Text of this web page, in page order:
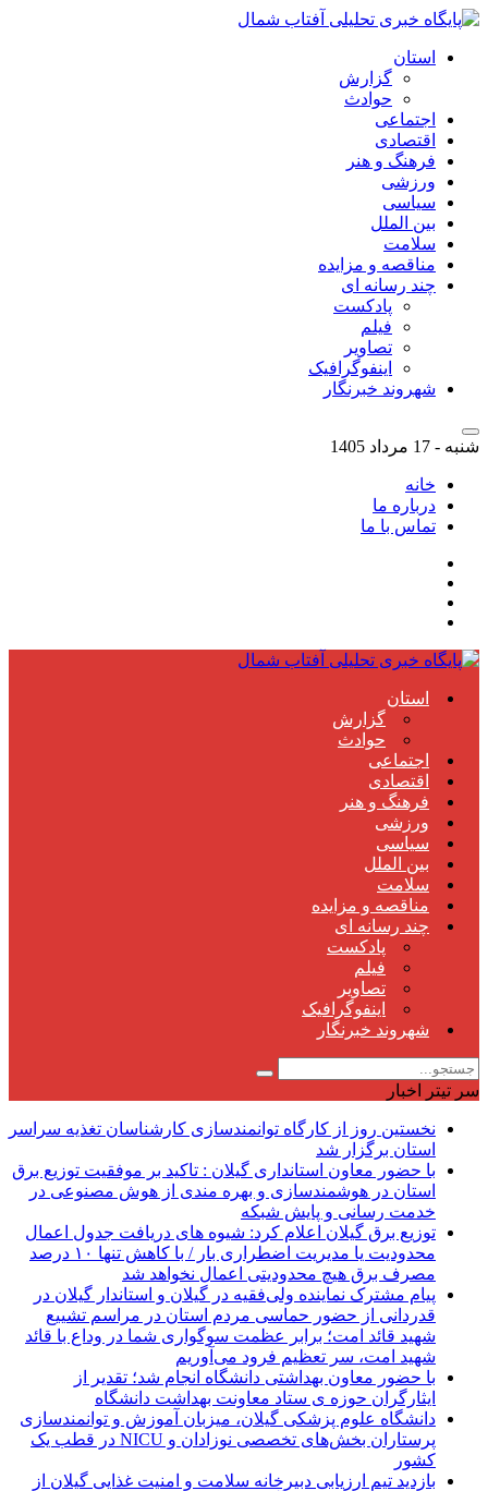
استان
گزارش
حوادث
اجتماعی
اقتصادی
فرهنگ و هنر
ورزشی
سیاسی
بین الملل
سلامت
مناقصه و مزایده
چند رسانه ای
پادکست
فیلم
تصاویر
اینفوگرافیک
شهروند خبرنگار
شنبه - 17 مرداد 1405
خانه
درباره ما
تماس با ما
استان
گزارش
حوادث
اجتماعی
اقتصادی
فرهنگ و هنر
ورزشی
سیاسی
بین الملل
سلامت
مناقصه و مزایده
چند رسانه ای
پادکست
فیلم
تصاویر
اینفوگرافیک
شهروند خبرنگار
سر تیتر اخبار
نخستین روز از کارگاه توانمندسازی کارشناسان تغذیه سراسر
استان برگزار شد
با حضور معاون استانداری گیلان : تاكید بر موفقیت توزیع برق
استان در هوشمندسازی و بهره مندی از هوش مصنوعی در
خدمت رسانی و پایش شبكه
توزیع برق گیلان اعلام کرد: شیوه های دریافت جدول اعمال
محدودیت یا مدیریت اضطراری بار / با كاهش تنها ۱۰ درصد
مصرف برق هیچ محدودیتی اعمال نخواهد شد
پیام مشترک نماینده ولی‌فقیه در گیلان و استاندار گیلان در
قدردانی از حضور حماسی مردم استان در مراسم تشییع
شهید قائد امت؛ برابر عظمت سوگواری شما در وداع با قائد
شهید امت، سر تعظیم فرود می‌آوریم
با حضور معاون بهداشتی دانشگاه انجام شد؛ تقدیر از
ایثارگران حوزه ی ستاد معاونت بهداشت دانشگاه
دانشگاه علوم پزشکی گیلان، میزبان آموزش و توانمندسازی
پرستاران بخش‌های تخصصی نوزادان و NICU در قطب یک
کشور
بازدید تیم ارزیابی دبیرخانه سلامت و امنیت غذایی گیلان از